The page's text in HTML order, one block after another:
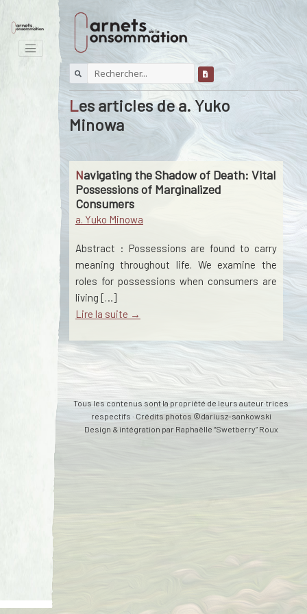
Les articles de a. Yuko
Minowa
Navigating the Shadow of Death: Vital
Possessions of Marginalized
Consumers
a. Yuko Minowa
Abstract : Possessions are found to carry
meaning throughout life. We examine the
roles for possessions when consumers are
living […]
Lire la suite →
Tous les contenus sont la propriété de leurs auteur·trices
respectifs · Crédits photos ©dariusz-sankowski
Design & intégration par Raphaëlle “Swetberry” Roux